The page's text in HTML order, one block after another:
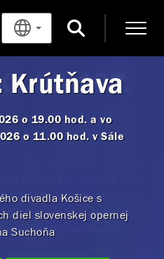
Krútňava
o 19.00 hod. a vo
o 11.00 hod. v Sále
divadla Košice s
diel slovenskej opernej
Suchoňa